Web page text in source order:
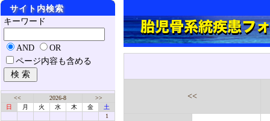
<<
サイト内検索
キーワード
AND
OR
ページ内容も含める
<< 2026-8
>>
日
月 火 水 木 金
土
1